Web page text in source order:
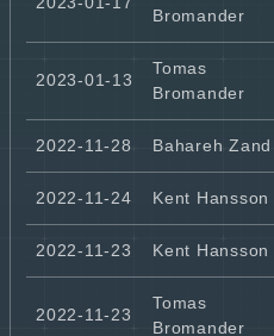
Bromander
2023-01-13
Tomas
Bromander
2022-11-28 Bahareh Zand
2022-11-24 Kent Hansson
2022-11-23 Kent Hansson
2022-11-23
Tomas
Bromander